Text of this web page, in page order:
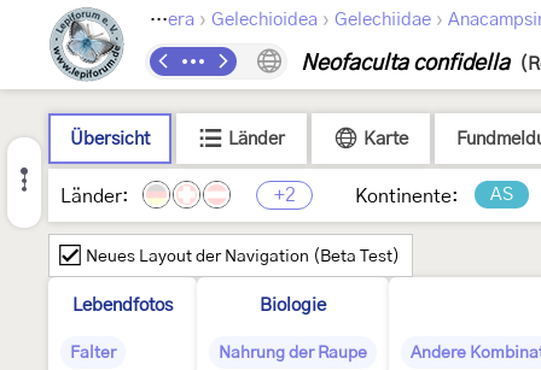
Lepidoptera › Gelechioidea › Gelechiidae ›
Neofaculta confidella
Übersicht Länder Karte
Länder: +2 Kontinente: AS
Neues Layout der Navigation (Beta Test)
Lebendfotos
Falter
Biologie
Nahrung der Raupe Andere